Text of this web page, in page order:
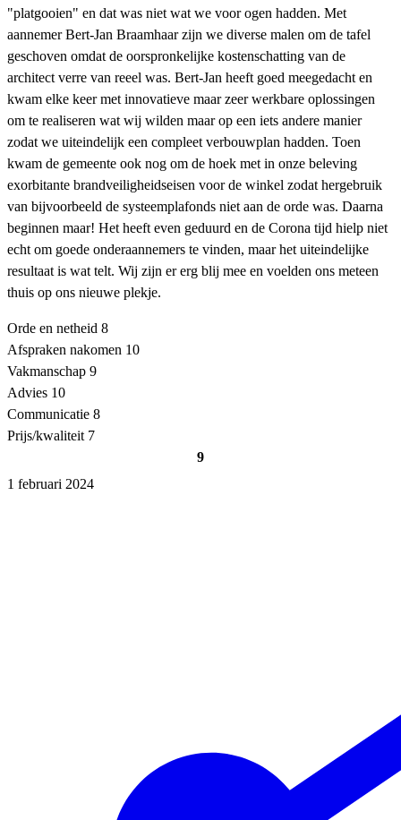
"platgooien" en dat was niet wat we voor ogen hadden. Met
aannemer Bert-Jan Braamhaar zijn we diverse malen om de tafel
geschoven omdat de oorspronkelijke kostenschatting van de
architect verre van reeel was. Bert-Jan heeft goed meegedacht en
kwam elke keer met innovatieve maar zeer werkbare oplossingen
om te realiseren wat wij wilden maar op een iets andere manier
zodat we uiteindelijk een compleet verbouwplan hadden. Toen
kwam de gemeente ook nog om de hoek met in onze beleving
exorbitante brandveiligheidseisen voor de winkel zodat hergebruik
van bijvoorbeeld de systeemplafonds niet aan de orde was. Daarna
beginnen maar! Het heeft even geduurd en de Corona tijd hielp niet
echt om goede onderaannemers te vinden, maar het uiteindelijke
resultaat is wat telt. Wij zijn er erg blij mee en voelden ons meteen
thuis op ons nieuwe plekje.
Orde en netheid 8
Afspraken nakomen 10
Vakmanschap 9
Advies 10
Communicatie 8
Prijs/kwaliteit 7
9
1 februari 2024